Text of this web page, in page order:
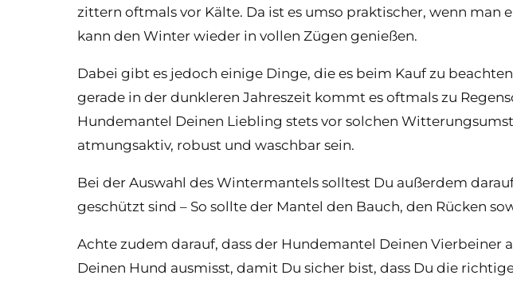
zittern oftmals vor Kälte. Da ist es umso praktischer, wenn
kann den Winter wieder in vollen Zügen genießen.
Dabei gibt es jedoch einige Dinge, die es beim Kauf zu
gerade in der dunkleren Jahreszeit kommt es oftmals zu
Hundemantel Deinen Liebling stets vor solchen
atmungsaktiv, robust und waschbar sein.
Bei der Auswahl des Wintermantels solltest Du außerdem
geschützt sind – So sollte der Mantel den Bauch, den Rücken
Achte zudem darauf, dass der Hundemantel Deinen
Deinen Hund ausmisst, damit Du sicher bist, dass Du die